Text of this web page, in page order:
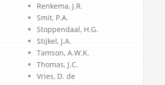
Renkema, J.R.
Smit, P.A.
Stoppendaal, H.G.
Stijkel, J.A.
Tamson, A.W.K.
Thomas, J.C.
Vries, D. de